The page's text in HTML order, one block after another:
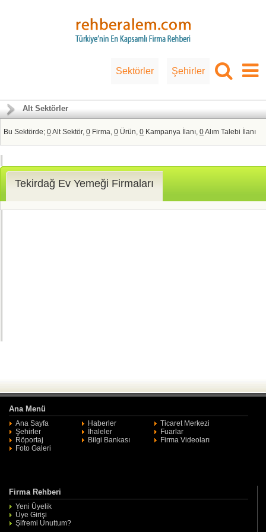
Sektörler Şehirler
Alt Sektörler
Bu Sektörde; 0Alt Sektör, 0 Firma, 0 Ürün, 0 Kampanya İlanı, 0Alım Talebi İlanı
Tekirdağ Ev Yemeği Firmaları
Ana Menü
Ana Sayfa Haberler
Ticaret Merkezi
Şehirler
İhaleler
Fuarlar
Röportaj
Bilgi Bankası
Firma Videoları
Foto Galeri
Firma Rehberi
Yeni Üyelik
Üye Girişi
Şifremi Unuttum?